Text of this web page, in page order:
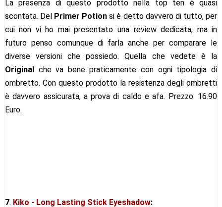
La presenza di questo prodotto nella top ten è quasi
scontata. Del Primer Potionsi è detto davvero di tutto, per
cui non vi ho mai presentato una review dedicata, ma in
futuro penso comunque di farla anche per comparare le
diverse versioni che possiedo. Quella che vedete è la
Originalche va bene praticamente con ogni tipologia di
ombretto. Con questo prodotto la resistenza degli ombretti
è davvero assicurata, a prova di caldo e afa. Prezzo: 16.90
Euro.
7. Kiko - Long Lasting Stick Eyeshadow: